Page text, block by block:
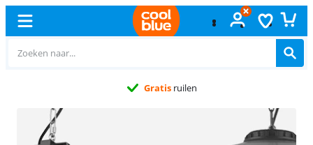
Gratis ruilen